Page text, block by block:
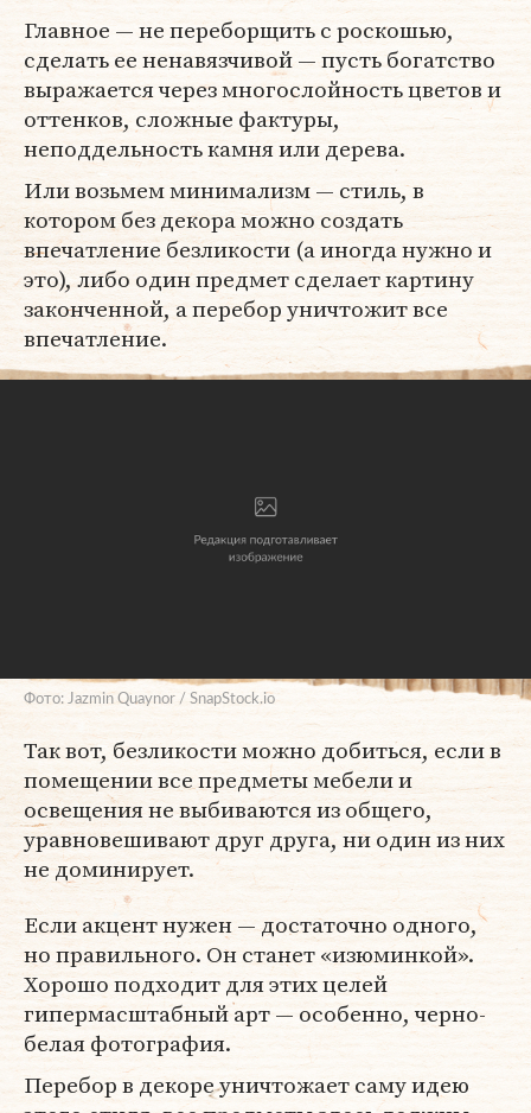
Главное — не переборщить с роскошью,
сделать ее ненавязчивой — пусть богатство
выражается через многослойность цветов и
оттенков, сложные фактуры,
неподдельность камня или дерева.
Или возьмем минимализм — стиль, в
котором без декора можно создать
впечатление безликости (а иногда нужно и
это), либо один предмет сделает картину
законченной, а перебор уничтожит все
впечатление.
Фото: Jazmin Quaynor / SnapStock.io
Так вот, безликости можно добиться, если в
помещении все предметы мебели и
освещения не выбиваются из общего,
уравновешивают друг друга, ни один из них
не доминирует.
Если акцент нужен — достаточно одного,
но правильного. Он станет «изюминкой».
Хорошо подходит для этих целей
гипермасштабный арт — особенно, черно-
белая фотография.
Перебор в декоре уничтожает саму идею